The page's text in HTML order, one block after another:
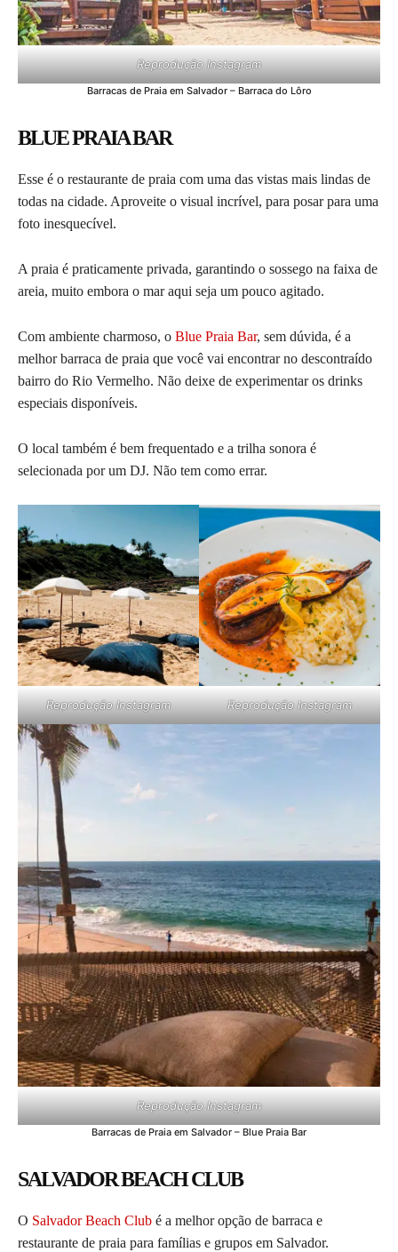
Reprodução Instagram
Barracas de Praia em Salvador – Barraca do Lôro
BLUE PRAIA BAR
Esse é o restaurante de praia com uma das vistas mais lindas de
todas na cidade. Aproveite o visual incrível, para posar para uma
foto inesquecível.
A praia é praticamente privada, garantindo o sossego na faixa de
areia, muito embora o mar aqui seja um pouco agitado.
Com ambiente charmoso, o Blue Praia Bar, sem dúvida, é a
melhor barraca de praia que você vai encontrar no descontraído
bairro do Rio Vermelho. Não deixe de experimentar os drinks
especiais disponíveis.
O local também é bem frequentado e a trilha sonora é
selecionada por um DJ. Não tem como errar.
Reprodução Instagram Reprodução Instagram
Reprodução Instagram
Barracas de Praia em Salvador – Blue Praia Bar
SALVADOR BEACH CLUB
O Salvador Beach Club é a melhor opção de barraca e
restaurante de praia para famílias e grupos em Salvador.